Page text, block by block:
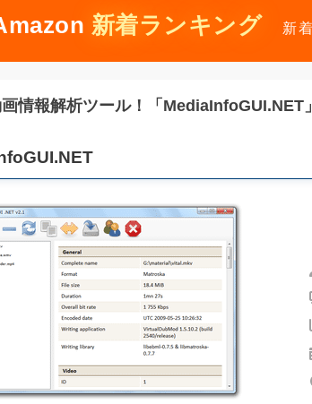
新着ランキング 新
情報解析ツール！「MediaInfoGUI.NET」